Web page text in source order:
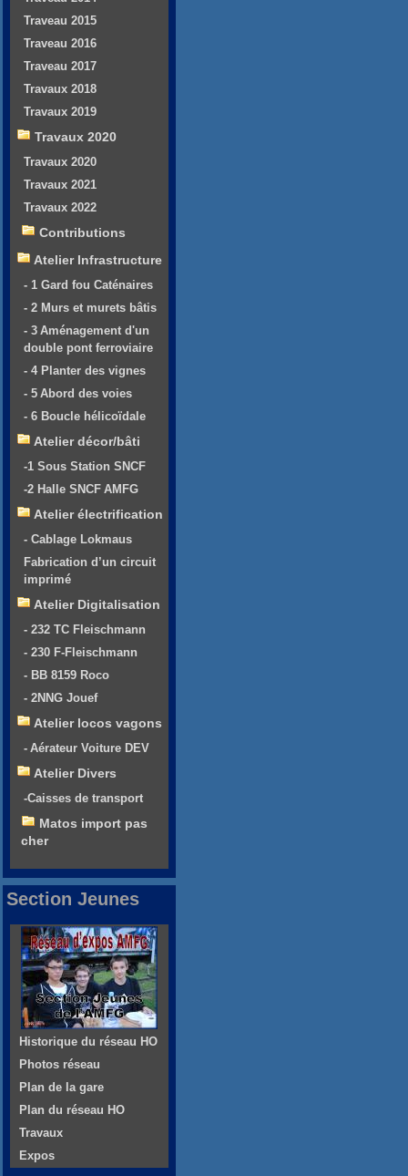
Traveau 2015
Traveau 2016
Traveau 2017
Travaux 2018
Travaux 2019
Travaux 2020
Travaux 2020
Travaux 2021
Travaux 2022
Contributions
Atelier Infrastructure
- 1 Gard fou Caténaires
- 2 Murs et murets bâtis
- 3 Aménagement d'un
double pont ferroviaire
- 4 Planter des vignes
- 5 Abord des voies
- 6 Boucle hélicoïdale
Atelier décor/bâti
-1 Sous Station SNCF
-2 Halle SNCF AMFG
Atelier électrification
- Cablage Lokmaus
Fabrication d’un circuit
imprimé
Atelier Digitalisation
- 232 TC Fleischmann
- 230 F-Fleischmann
- BB 8159 Roco
- 2NNG Jouef
Atelier locos vagons
- Aérateur Voiture DEV
Atelier Divers
-Caisses de transport
Matos import pas
cher
Section Jeunes
Historique du réseau HO
Photos réseau
Plan de la gare
Plan du réseau HO
Travaux
Expos